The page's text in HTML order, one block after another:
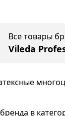
Все товары
Vileda
в